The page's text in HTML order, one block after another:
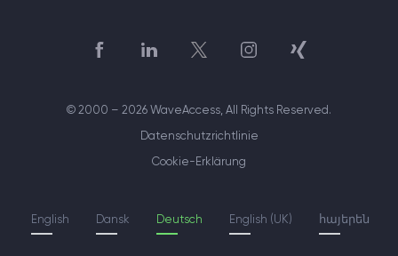
հայերեն
English (UK)
Deutsch
Dansk
English
© 2000 – 2026 WaveAccess, All Rights Reserved.
Datenschutzrichtlinie
Cookie-Erklärung